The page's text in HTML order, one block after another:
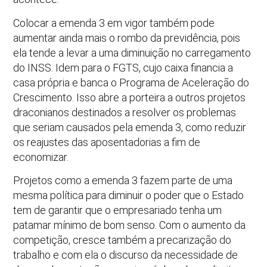
Colocar a emenda 3 em vigor também pode
aumentar ainda mais o rombo da previdência, pois
ela tende a levar a uma diminuição no carregamento
do INSS. Idem para o FGTS, cujo caixa financia a
casa própria e banca o Programa de Aceleração do
Crescimento. Isso abre a porteira a outros projetos
draconianos destinados a resolver os problemas
que seriam causados pela emenda 3, como reduzir
os reajustes das aposentadorias a fim de
economizar.
Projetos como a emenda 3 fazem parte de uma
mesma política para diminuir o poder que o Estado
tem de garantir que o empresariado tenha um
patamar mínimo de bom senso. Com o aumento da
competição, cresce também a precarização do
trabalho e com ela o discurso da necessidade de